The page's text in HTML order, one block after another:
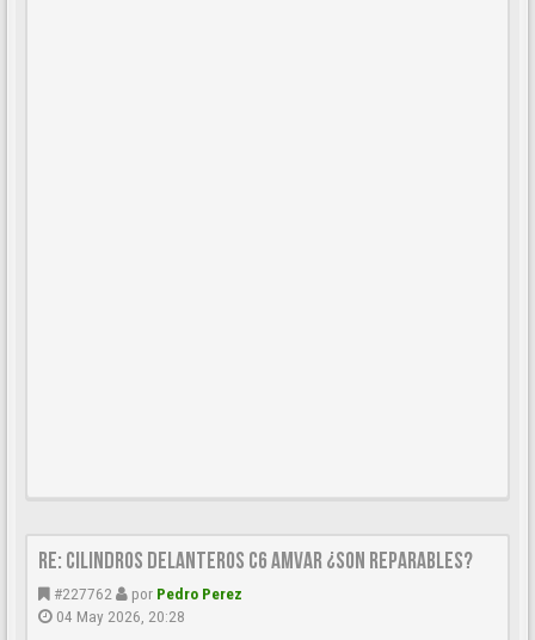
Re: CILINDROS DELANTEROS C6 AMVAR ¿SON REPARABLES?
#227762 por Pedro Perez
04 May 2026, 20:28